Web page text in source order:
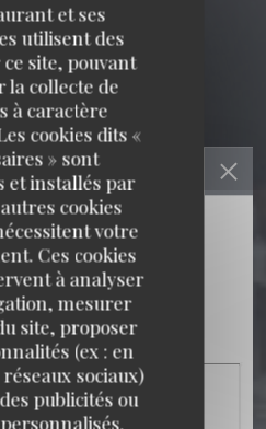
et ses
utilisent des
site, pouvant
la collecte de
à caractère
cookies dits «
» sont
et installés par
cookies
votre
Ces cookies
à analyser
mesurer
site, proposer
(ex : en
sociaux)
publicités ou